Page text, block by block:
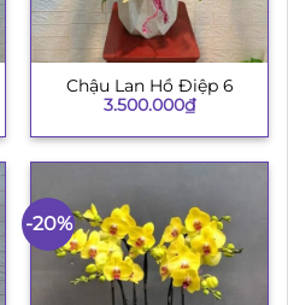
Chậu Lan Hồ Điệp 6
3.500.000₫
-20%